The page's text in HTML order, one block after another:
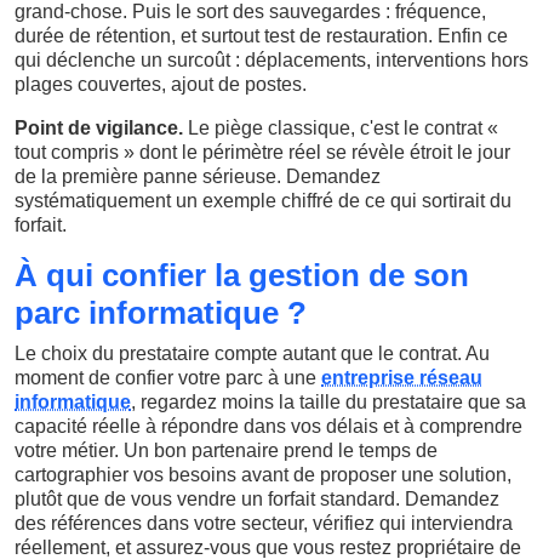
grand-chose. Puis le sort des sauvegardes : fréquence,
durée de rétention, et surtout test de restauration. Enfin ce
qui déclenche un surcoût : déplacements, interventions hors
plages couvertes, ajout de postes.
Point de vigilance. Le piège classique, c'est le contrat «
tout compris » dont le périmètre réel se révèle étroit le jour
de la première panne sérieuse. Demandez
systématiquement un exemple chiffré de ce qui sortirait du
forfait.
À qui confier la gestion de son
parc informatique ?
Le choix du prestataire compte autant que le contrat. Au
moment de confier votre parc à une entreprise réseau
informatique, regardez moins la taille du prestataire que sa
capacité réelle à répondre dans vos délais et à comprendre
votre métier. Un bon partenaire prend le temps de
cartographier vos besoins avant de proposer une solution,
plutôt que de vous vendre un forfait standard. Demandez
des références dans votre secteur, vérifiez qui interviendra
réellement, et assurez-vous que vous restez propriétaire de